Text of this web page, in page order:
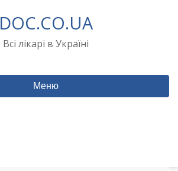
DOC.CO.UA
Всі лікарі в Україні
Меню